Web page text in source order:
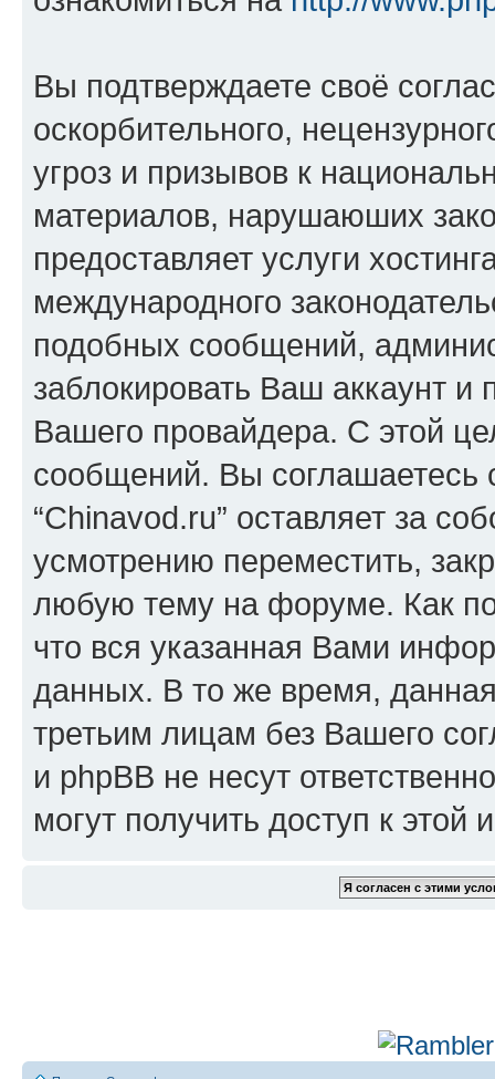
Вы подтверждаете своё
оскорбительного,
угроз и призывов к
материалов, нарушаюших
предоставляет услуги
международного
подобных сообщений,
заблокировать Ваш аккаунт и
Вашего провайдера. С этой
сообщений. Вы соглашаетесь
“Chinavod.ru” оставляет за
усмотрению переместить,
любую тему на форуме. Как
что вся указанная Вами
данных. В то же время,
третьим лицам без Вашего
и phpBB не несут
могут получить доступ к